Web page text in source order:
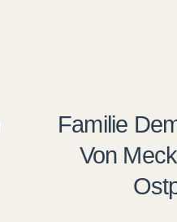
Familie
Von